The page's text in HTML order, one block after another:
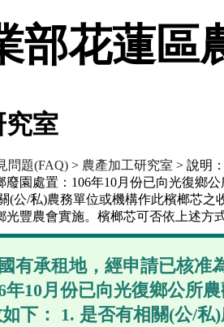
部花蓮區
究室
問題(FAQ) > 農產加工研究室 > 說明
廢園處置：106年10月份已向光復鄉
(公/私)農務單位或機構作此檳榔芯
光豐農會實施。檳榔芯可否依上述方
有承租地，經申請已核准
年10月份已向光復鄉公所
下： 1. 是否有相關(公/